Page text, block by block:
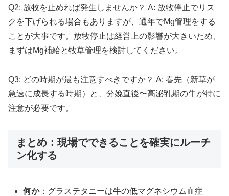
Q2: 放牧を止めれば発生しませんか？ A: 放牧停止でリス
クを下げられる場合もありますが、通年でMg管理をする
ことが大事です。放牧停止は経営上の影響が大きいため、
まずはMg補給と牧草管理を検討してください。
Q3: どの時期が最も注意すべきですか？ A: 春先（新草が
急速に成長する時期）と、分娩直後〜高泌乳期の牛が特に
注意が必要です。
まとめ：現場でできることを確実にルーチ
ン化する
何か：グラステタニーは牛の低マグネシウム血症